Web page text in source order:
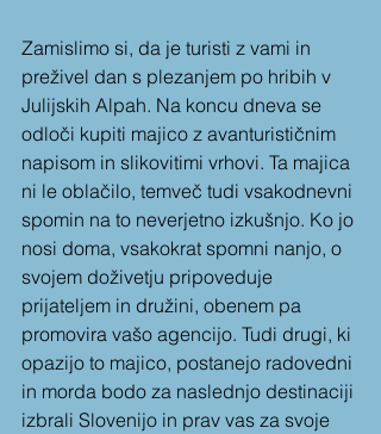
Zamislimo si, da je turisti z vami in
preživel dan s plezanjem po hribih v
Julijskih Alpah. Na koncu dneva se
odloči kupiti majico z avanturističnim
napisom in slikovitimi vrhovi. Ta majica
ni le oblačilo, temveč tudi vsakodnevni
spomin na to neverjetno izkušnjo. Ko jo
nosi doma, vsakokrat spomni nanjo, o
svojem doživetju pripoveduje
prijateljem in družini, obenem pa
promovira vašo agencijo. Tudi drugi, ki
opazijo to majico, postanejo radovedni
in morda bodo za naslednjo destinaciji
izbrali Slovenijo in prav vas za svoje